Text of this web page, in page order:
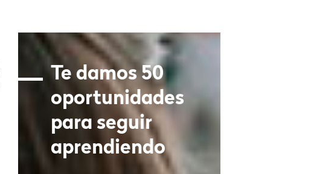
Te damos 50
oportunidades
para seguir
aprendiendo